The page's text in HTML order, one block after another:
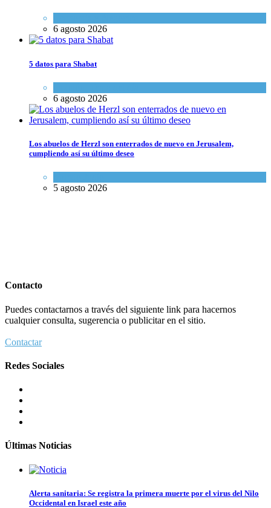
6 agosto 2026
5 datos para Shabat
6 agosto 2026
Los abuelos de Herzl son enterrados de nuevo en Jerusalem,
cumpliendo así su último deseo
5 agosto 2026
Contacto
Puedes contactarnos a través del siguiente link para hacernos
cualquier consulta, sugerencia o publicitar en el sitio.
Contactar
Redes Sociales
Últimas Noticias
Alerta sanitaria: Se registra la primera muerte por el virus del Nilo
Occidental en Israel este año